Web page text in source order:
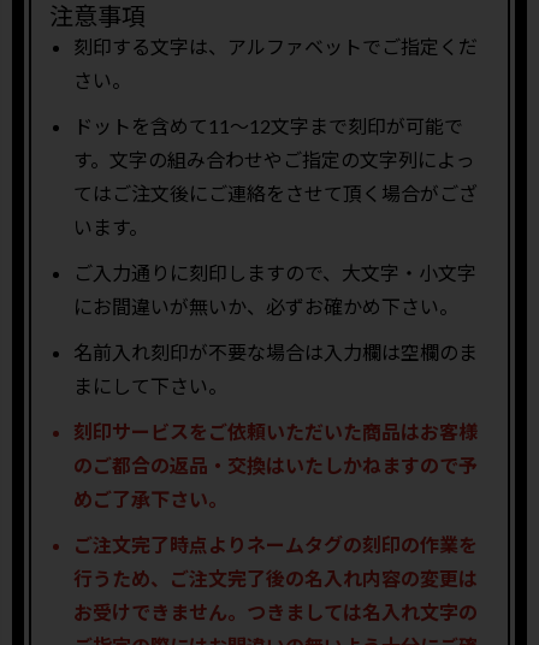
注意事項
刻印する文字は、アルファベットでご指定くだ
さい。
ドットを含めて11〜12文字まで刻印が可能で
す。文字の組み合わせやご指定の文字列によっ
てはご注文後にご連絡をさせて頂く場合がござ
います。
ご入力通りに刻印しますので、大文字・小文字
にお間違いが無いか、必ずお確かめ下さい。
名前入れ刻印が不要な場合は入力欄は空欄のま
まにして下さい。
刻印サービスをご依頼いただいた商品はお客様
のご都合の返品・交換はいたしかねますので予
めご了承下さい。
ご注文完了時点よりネームタグの刻印の作業を
行うため、ご注文完了後の名入れ内容の変更は
お受けできません。つきましては名入れ文字の